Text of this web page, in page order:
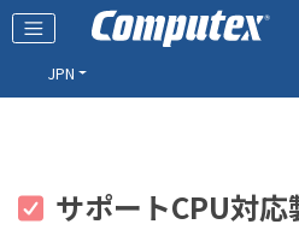
JPN
サポートCPU対応